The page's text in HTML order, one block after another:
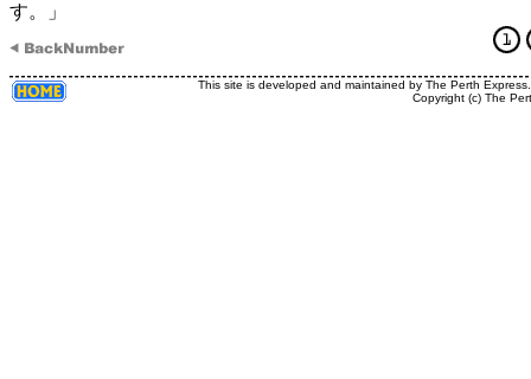
す。」
This site is developed and maintained by The Perth
Copyright (c) The